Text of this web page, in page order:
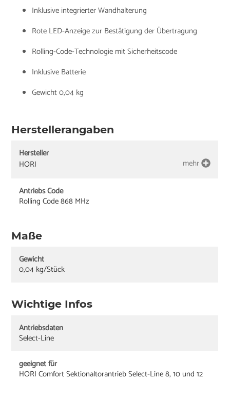
Inklusive integrierter Wandhalterung
Rote LED-Anzeige zur Bestätigung der Übertragung
Rolling-Code-Technologie mit Sicherheitscode
Inklusive Batterie
Gewicht 0,04 kg
Herstellerangaben
Hersteller
HORI
mehr
Antriebs Code
Rolling Code 868 MHz
Maße
Gewicht
0,04 kg/Stück
Wichtige Infos
Antriebsdaten
Select-Line
geeignet für
HORI Comfort Sektionaltorantrieb Select-Line 8, 10 und 12